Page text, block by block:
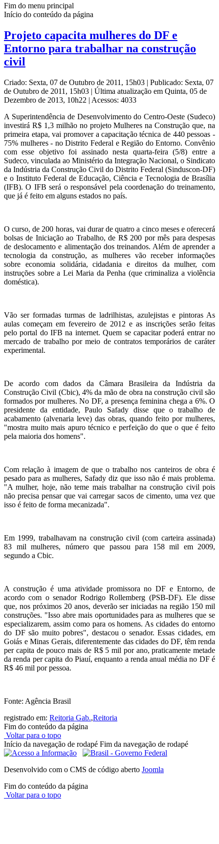
Fim do menu principal
Início do conteúdo da página
Projeto capacita mulheres do DF e
Entorno para trabalhar na construção
civil
Criado: Sexta, 07 de Outubro de 2011, 15h03 | Publicado: Sexta, 07
de Outubro de 2011, 15h03 | Última atualização em Quinta, 05 de
Dezembro de 2013, 10h22 | Acessos: 4033
A Superintendência de Desenvolvimento do Centro-Oeste (Sudeco)
investirá R$ 1,3 milhão no projeto Mulheres na Construção que, na
primeira etapa, vai promover a capacitação técnica de 440 pessoas -
75% mulheres - no Distrito Federal e Região do Entorno. Convênio
com esse objetivo foi assinado nesta quarta-feira (5/8) entre a
Sudeco, vinculada ao Ministério da Integração Nacional, o Sindicato
da Indústria da Construção Civil do Distrito Federal (Sinduscon-DF)
e o Instituto Federal de Educação, Ciência e Tecnologia de Brasília
(IFB). O IFB será o responsável pela coordenação do treinamento,
que já é feito em alguns estados no país.
O curso, de 200 horas, vai durar de quatro a cinco meses e oferecerá
bolsas de Iniciação ao Trabalho, de R$ 200 por mês para despesas
de deslocamento e alimentação dos treinandos. Além de aprender a
tecnologia da construção, as mulheres vão receber informações
sobre economia solidária, cidadania e direitos da mulher, com
instruções sobre a Lei Maria da Penha (que criminaliza a violência
doméstica).
Vão ser formadas turmas de ladrilhistas, azulejistas e pintoras As
aulas começam em fevereiro de 2012 e as inscrições serão feitas
pelo portal do IFB na internet. Quem se capacitar poderá entrar no
mercado de trabalho por meio de contratos temporários de caráter
experimental.
De acordo com dados da Câmara Brasileira da Indústria da
Construção Civil (Cbic), 4% da mão de obra na construção civil são
formados por mulheres. No DF, a presença feminina chega a 6%. O
presidente da entidade, Paulo Safady disse que o trabalho de
acabamento (alvenaria leve) das obras, quando feito por mulheres,
"mostra muito mais apuro técnico e perfeição do que o que é feito
pela maioria dos homens".
Com relação à imagem de que o trabalho nos canteiros de obra é
pesado para as mulheres, Safady diz que isso não é mais problema.
"A mulher, hoje, não teme mais trabalhar na construção civil pois
não precisa pensar que vai carregar sacos de cimento, uma vez que
isso é feito de forma mecanizada".
Em 1999, trabalhavam na construção civil (com carteira assinada)
83 mil mulheres, número que passou para 158 mil em 2009,
segundo a Cbic.
A construção é uma atividade promissora no DF e Entorno, de
acordo com o senador Rodrigo Rollemberg (PSB-DF). Ele disse
que, nos próximos 20 anos, deverão ser iniciadas na região 150 mil
construções. "Isso abre mais oportunidades para as mulheres que se
especializarem, assim como para os homens. As cidades do entorno
do DF são muito pobres", destacou o senador. Essas cidades, em
Goiás e Minas Gerais, diferentemente das cidades do DF, têm renda
per capita de pouco mais de R$ 5 mil por ano, praticamente metade
da renda per capita do Piauí, enquanto a renda anual média no DF é
R$ 46 mil por pessoa.
Fonte: Agência Brasil
registrado em: Reitoria Gab.,Reitoria
Fim do conteúdo da página
Voltar para o topo
Início da navegação de rodapé Fim da navegação de rodapé
Desenvolvido com o CMS de código aberto Joomla
Fim do conteúdo da página
Voltar para o topo